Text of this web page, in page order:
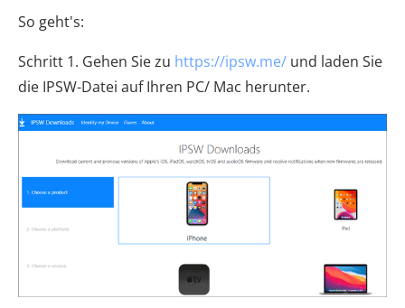
So geht's:
Schritt 1. Gehen Sie zu https://ipsw.me/ und laden Sie
die IPSW-Datei auf Ihren PC/ Mac herunter.